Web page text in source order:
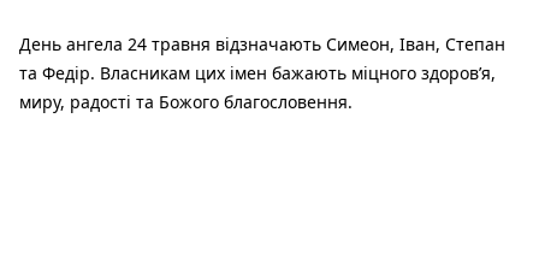
День ангела 24 травня відзначають Симеон, Іван, Степан
та Федір. Власникам цих імен бажають міцного здоров’я,
миру, радості та Божого благословення.